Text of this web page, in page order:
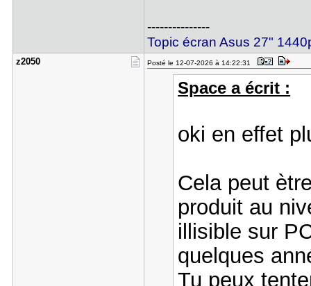
---------------
Topic écran Asus 27"
z2050 Posté le 12-07-2026 à 14:22:31
Space a écrit :
oki en effet
Cela peut
produit au
illisible sur
quelques
Tu peux